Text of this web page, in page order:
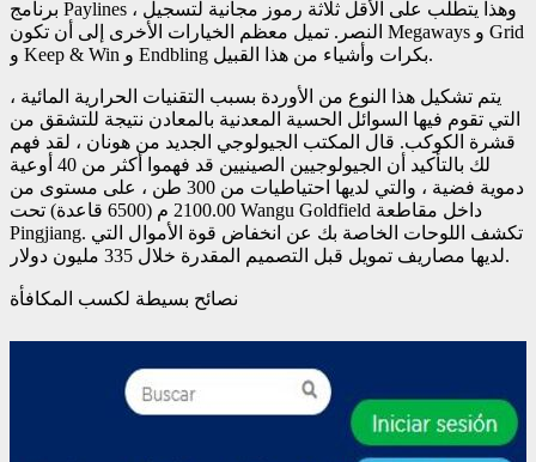
برنامج Paylines ، وهذا يتطلب على الأقل ثلاثة رموز مجانية لتسجيل
النصر. تميل معظم الخيارات الأخرى إلى أن تكون Megaways و Grid
و Keep & Win و Endbling بكرات وأشياء من هذا القبيل.
يتم تشكيل هذا النوع من الأوردة بسبب التقنيات الحرارية المائية ،
التي تقوم فيها السوائل الحسية المعدنية بالمعادن نتيجة للتشقق من
قشرة الكوكب. قال المكتب الجيولوجي الجديد من هونان ، لقد فهم
لك بالتأكيد أن الجيولوجيين الصينيين قد فهموا أكثر من 40 أوعية
دموية فضية ، والتي لديها احتياطيات من 300 طن ، على مستوى من
2100.00 م (6500 قاعدة) تحت Wangu Goldfield داخل مقاطعة
Pingjiang. تكشف اللوحات الخاصة بك عن انخفاض قوة الأموال التي
لديها مصاريف تمويل قبل التصميم المقدرة خلال 335 مليون دولار.
نصائح بسيطة لكسب المكافأة